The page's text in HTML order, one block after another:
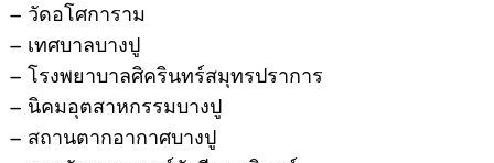
– วัดอโศการาม
– เทศบาลบางปู
– โรงพยาบาลศิครินทร์สมุทรปราการ
– นิคมอุตสาหกรรมบางปู
– สถานตากอากาศบางปู